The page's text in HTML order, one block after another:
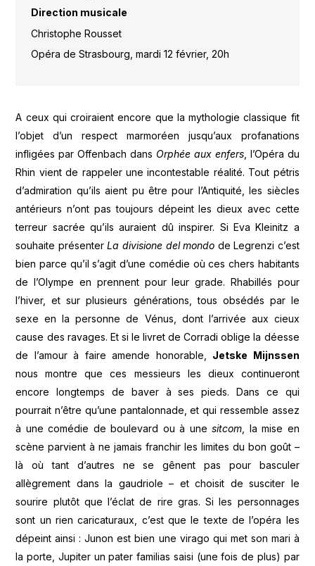
Direction musicale
Christophe Rousset
Opéra de Strasbourg, mardi 12 février, 20h
A ceux qui croiraient encore que la mythologie classique fit
l’objet d’un respect marmoréen jusqu’aux profanations
infligées par Offenbach dans Orphée aux enfers, l’Opéra du
Rhin vient de rappeler une incontestable réalité. Tout pétris
d’admiration qu’ils aient pu être pour l’Antiquité, les siècles
antérieurs n’ont pas toujours dépeint les dieux avec cette
terreur sacrée qu’ils auraient dû inspirer. Si Eva Kleinitz a
souhaite présenterLa divisione del mondo de Legrenzi c’est
bien parce qu’il s’agit d’une comédie où ces chers habitants
de l’Olympe en prennent pour leur grade. Rhabillés pour
l’hiver, et sur plusieurs générations, tous obsédés par le
sexe en la personne de Vénus, dont l’arrivée aux cieux
cause des ravages. Et si le livret de Corradi oblige la déesse
de l’amour à faire amende honorable, Jetske Mijnssen
nous montre que ces messieurs les dieux continueront
encore longtemps de baver à ses pieds. Dans ce qui
pourrait n’être qu’une pantalonnade, et qui ressemble assez
à une comédie de boulevard ou à unesitcom , la mise en
scène parvient à ne jamais franchir les limites du bon goût –
là où tant d’autres ne se gênent pas pour basculer
allègrement dans la gaudriole – et choisit de susciter le
sourire plutôt que l’éclat de rire gras. Si les personnages
sont un rien caricaturaux, c’est que le texte de l’opéra les
dépeint ainsi : Junon est bien une virago qui met son mari à
la porte, Jupiter un pater familias saisi (une fois de plus) par